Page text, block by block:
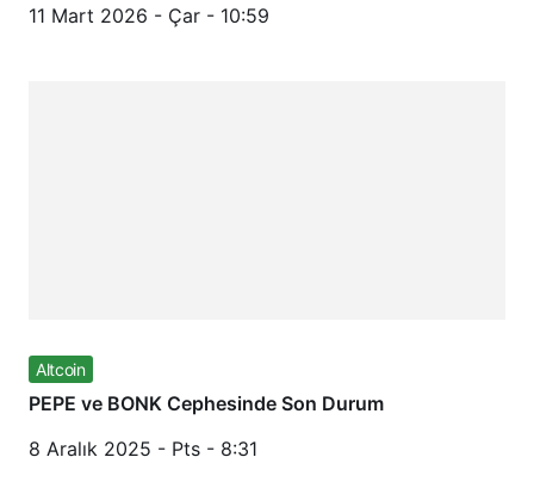
11 Mart 2026 - Çar - 10:59
Altcoin
PEPE ve BONK Cephesinde Son Durum
8 Aralık 2025 - Pts - 8:31